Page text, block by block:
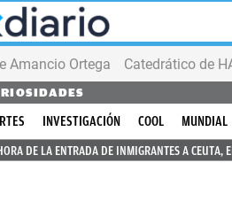
Amancio Ortega
INVESTIGACIÓN COOL
MUNDIAL
DE LA ENTRADA DE INMIGRANTES A CEUTA,